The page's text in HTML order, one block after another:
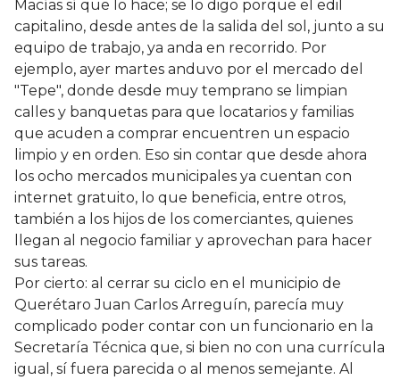
Macías sí que lo hace; se lo digo porque el edil
capitalino, desde antes de la salida del sol, junto a su
equipo de trabajo, ya anda en recorrido. Por
ejemplo, ayer martes anduvo por el mercado del
"Tepe", donde desde muy temprano se limpian
calles y banquetas para que locatarios y familias
que acuden a comprar encuentren un espacio
limpio y en orden. Eso sin contar que desde ahora
los ocho mercados municipales ya cuentan con
internet gratuito, lo que beneficia, entre otros,
también a los hijos de los comerciantes, quienes
llegan al negocio familiar y aprovechan para hacer
sus tareas.
Por cierto: al cerrar su ciclo en el municipio de
Querétaro Juan Carlos Arreguín, parecía muy
complicado poder contar con un funcionario en la
Secretaría Técnica que, si bien no con una currícula
igual, sí fuera parecida o al menos semejante. Al